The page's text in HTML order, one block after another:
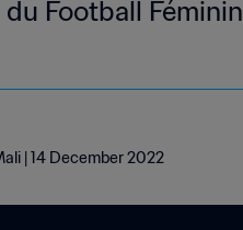
Football Féminin
| 14 December 2022